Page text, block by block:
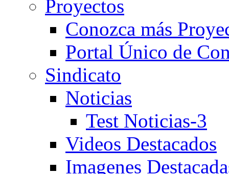
Proyectos
Conozca más
Portal Único de
Sindicato
Noticias
Test Noticias-3
Videos Destacados
Imagenes